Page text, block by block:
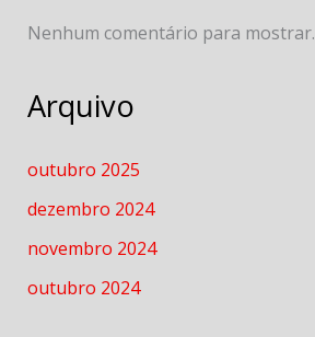
Nenhum comentário para mostrar.
Arquivo
outubro 2025
dezembro 2024
novembro 2024
outubro 2024